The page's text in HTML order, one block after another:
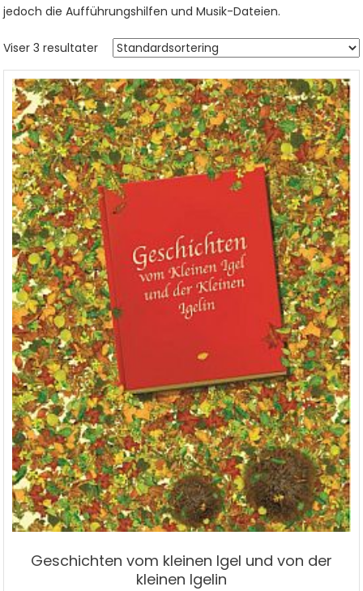
jedoch die Aufführungshilfen und Musik-Dateien.
Viser 3 resultater
Geschichten vom kleinen Igel und von der
kleinen Igelin